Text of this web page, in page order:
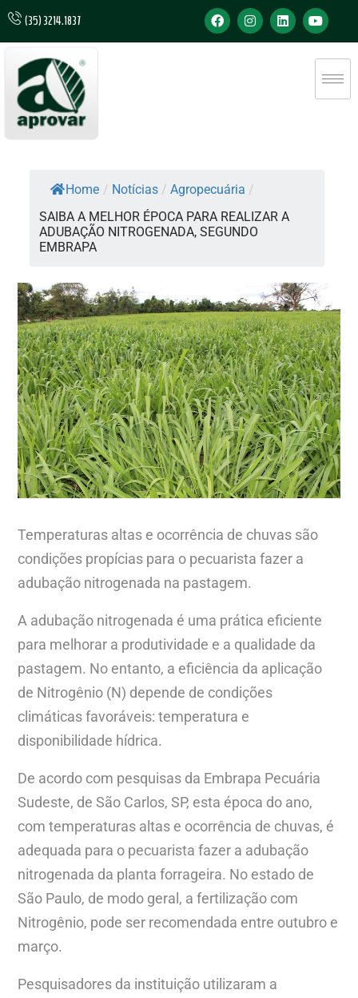
(35) 3214.1837
Home / Notícias / Agropecuária /
SAIBA A MELHOR ÉPOCA PARA REALIZAR A
ADUBAÇÃO NITROGENADA, SEGUNDO
EMBRAPA
Temperaturas altas e ocorrência de chuvas são
condições propícias para o pecuarista fazer a
adubação nitrogenada na pastagem.
A adubação nitrogenada é uma prática eficiente
para melhorar a produtividade e a qualidade da
pastagem. No entanto, a eficiência da aplicação
de Nitrogênio (N) depende de condições
climáticas favoráveis: temperatura e
disponibilidade hídrica.
De acordo com pesquisas da Embrapa Pecuária
Sudeste, de São Carlos, SP, esta época do ano,
com temperaturas altas e ocorrência de chuvas, é
adequada para o pecuarista fazer a adubação
nitrogenada da planta forrageira. No estado de
São Paulo, de modo geral, a fertilização com
Nitrogênio, pode ser recomendada entre outubro e
março.
Pesquisadores da instituição utilizaram a